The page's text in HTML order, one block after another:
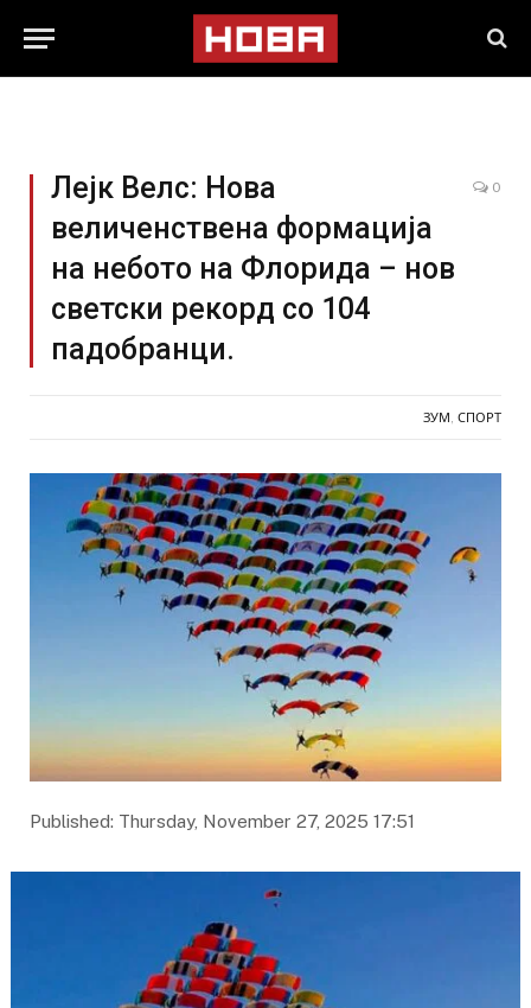
Лејк Велс: Нова
величенствена формација
на небото на Флорида – нов
светски рекорд со 104
падобранци.
0
ЗУМ СПОРТ
Published: Thursday, November 27, 2025 17:51